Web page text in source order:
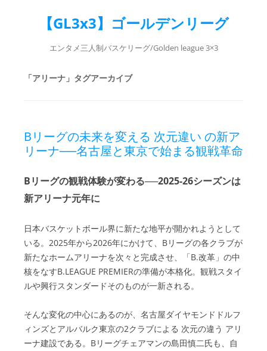
【GL3x3】ゴールデンリーグ
エンタメ三人制バスケリーグ/Golden league 3×3
「アリーナ 」タグアーカイブ
Bリーグの未来を変える 次元違い の新ア
リーナ──名古屋と東京で始まる観戦革命
Bリーグの観戦体験が変わる──2025-26シーズンは
新アリーナ元年に
日本バスケットボール界に新たな地平が開かれようとして
いる。2025年から2026年にかけて、Bリーグの各クラブが
新たなホームアリーナを次々と完成させ、「B.改革」の中
核をなすB.LEAGUE PREMIERの準備が本格化。観戦スタイ
ルや興行スタンダードそのものが一新される。
そんな変化の中心にあるのが、名古屋ダイヤモンドドルフ
ィンズとアルバルク東京の2クラブによる 次元の違う アリ
ーナ建設である。Bリーグチェアマンの島田慎二氏も、自